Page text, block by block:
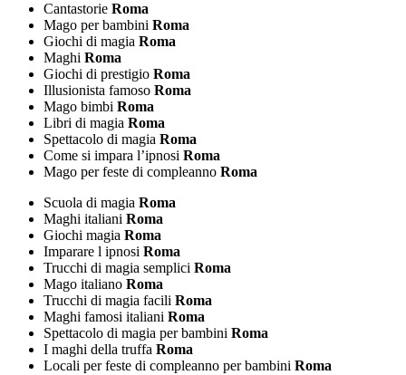
Cantastorie Roma
Mago per bambini Roma
Giochi di magia Roma
Maghi Roma
Giochi di prestigio Roma
Illusionista famoso Roma
Mago bimbi Roma
Libri di magia Roma
Spettacolo di magia Roma
Come si impara l’ipnosi Roma
Mago per feste di compleanno Roma
Scuola di magia Roma
Maghi italiani Roma
Giochi magia Roma
Imparare l ipnosi Roma
Trucchi di magia semplici Roma
Mago italiano Roma
Trucchi di magia facili Roma
Maghi famosi italiani Roma
Spettacolo di magia per bambini Roma
I maghi della truffa Roma
Locali per feste di compleanno per bambini Roma